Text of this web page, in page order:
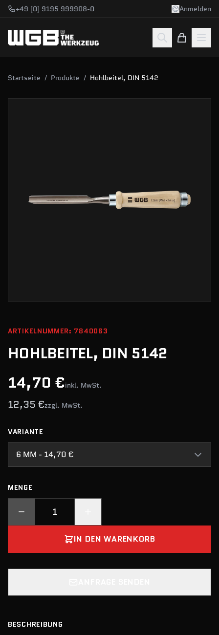
Zum Hauptinhalt springen
+49 (0) 9195 999908-0 Anmelden
Startseite / Produkte / Hohlbeitel, DIN 5142
ARTIKELNUMMER: 7840063
HOHLBEITEL, DIN 5142
14,70 €inkl. MwSt.
12,35 €zzgl. MwSt.
VARIANTE
6 MM - 14,70 €
MENGE
IN DEN WARENKORB
BESCHREIBUNG